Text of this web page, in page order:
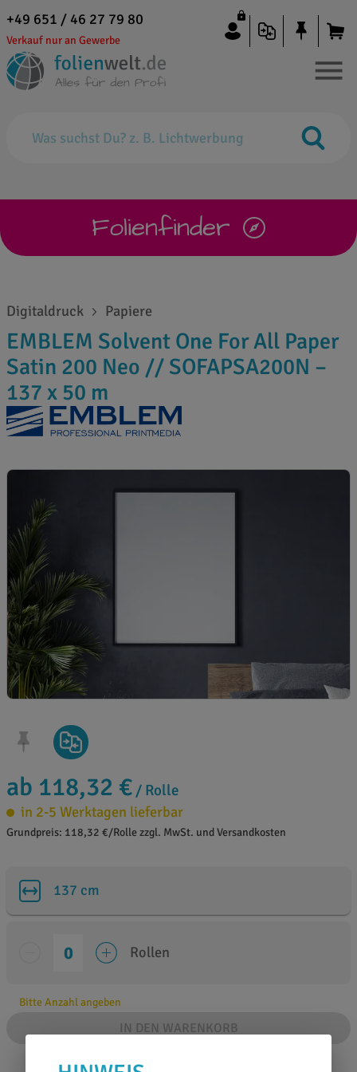
+49 651 / 46 27 79 80
Verkauf nur an Gewerbe
Folienfinder
Digitaldruck Papiere
EMBLEM Solvent One For All Paper
Satin 200 Neo // SOFAPSA200N –
137 x 50 m
ab 118,32 € / Rolle
in 2-5 Werktagen lieferbar
Grundpreis: 118,32 €/Rolle zzgl. MwSt. und Versandkosten
137 cm
Rollen
Bitte Anzahl angeben
IN DEN WARENKORB